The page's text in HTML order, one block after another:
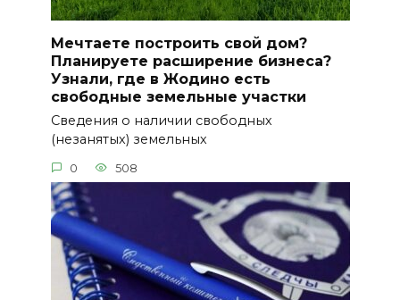
Мечтаете построить свой дом?
Планируете расширение бизнеса?
Узнали, где в Жодино есть
свободные земельные участки
Сведения о наличии свободных
(незанятых) земельных
0 508